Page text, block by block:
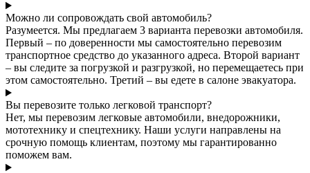
Можно ли сопровождать свой автомобиль?
Разумеется. Мы предлагаем 3 варианта перевозки автомобиля.
Первый – по доверенности мы самостоятельно перевозим
транспортное средство до указанного адреса. Второй вариант
– вы следите за погрузкой и разгрузкой, но перемещаетесь при
этом самостоятельно. Третий – вы едете в салоне эвакуатора.
Вы перевозите только легковой транспорт?
Нет, мы перевозим легковые автомобили, внедорожники,
мототехнику и спецтехнику. Наши услуги направлены на
срочную помощь клиентам, поэтому мы гарантированно
поможем вам.